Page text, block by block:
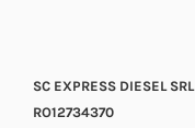
SC EXPRESS DIESEL SRL
RO12734370